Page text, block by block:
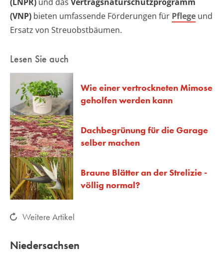
(VNP) bieten umfassende Förderungen für Pflege und
Ersatz von Streuobstbäumen.
Lesen Sie auch
Wie einer vertrockneten Mimose
geholfen werden kann
Dachbegrünung für die Garage
selber machen
Braune Blätter an der Strelizie -
völlig normal?
Weitere Artikel
Niedersachsen